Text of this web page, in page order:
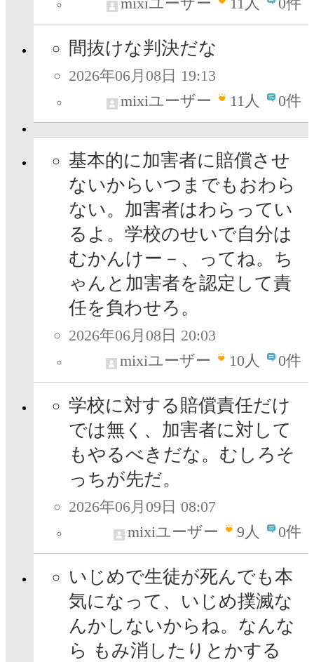
間抜けな判決だな
2026年06月08日 19:13
mixiユーザー
11人 0件
基本的に加害者に賠償させ
ないからいつまでもおわら
ない。加害者はわらってい
るよ。学校のせいで自分は
むかんけー－、ってね。ち
ゃんと加害者を認定して責
任を負わせろ。
2026年06月08日 20:03
mixiユーザー
10人 0件
学校に対する賠償責任だけ
では無く、加害者に対して
もやるべきだな。むしろそ
っちが先だ。
2026年06月09日 08:07
mixiユーザー
9人 0件
いじめで生徒が死んでも本
気になって、いじめ撲滅な
んかしないからね。なんな
ら もみ消したりとかする